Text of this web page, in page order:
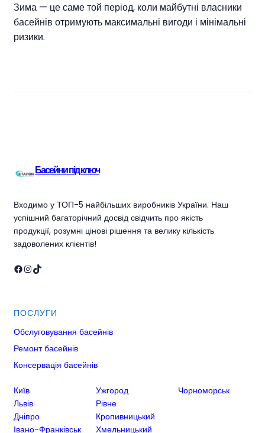
Зима — це саме той період, коли майбутні власники
басейнів отримують максимальні вигоди і мінімальні
ризики.
Басейни під ключ
Входимо у ТОП-5 найбільших виробників України. Наш
успішний багаторічний досвід свідчить про якість
продукції, розумні цінові рішення та велику кількість
задоволених клієнтів!
Facebook InstagramTikTok
ПОСЛУГИ
Обслуговування басейнів
Ремонт басейнів
Консервація басейнів
Київ
Львів
Дніпро
Івано-Франківськ
Ужгород
Рівне
Кропивницький
Хмельницький
Чорноморськ